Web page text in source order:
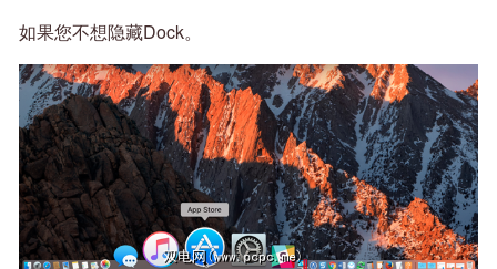
如果您不想隐藏Dock。